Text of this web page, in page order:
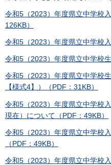
令和5（2023）年度県立中学校
126KB）
令和5（2023）年度県立中学校
令和5（2023）年度県立中学校
令和5（2023）年度県立中学校
【様式4】）（PDF：31KB）
令和5（2023）年度県立中学校
現在）について（PDF：49KB）
令和5（2023）年度県立中学校
（PDF：49KB）
令和5（2023）年度県立中学校